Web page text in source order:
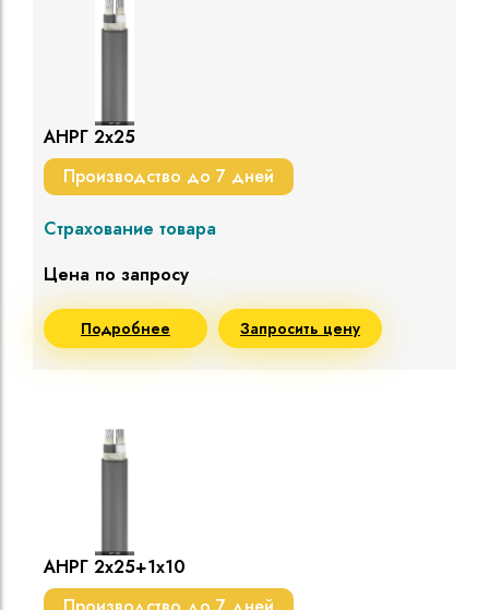
АНРГ 2х25
Производство до 7 дней
Страхование товара
Цена по запросу
Подробнее Запросить цену
АНРГ 2х25+1х10